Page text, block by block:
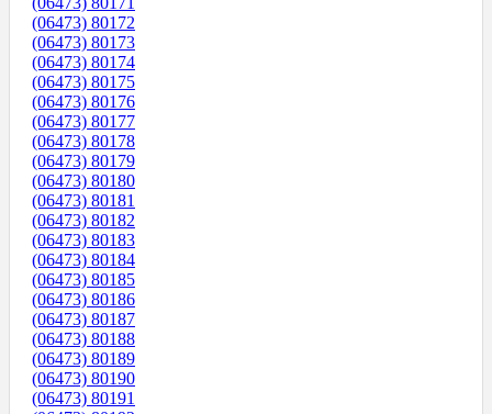
(06473) 80172
(06473) 80173
(06473) 80174
(06473) 80175
(06473) 80176
(06473) 80177
(06473) 80178
(06473) 80179
(06473) 80180
(06473) 80181
(06473) 80182
(06473) 80183
(06473) 80184
(06473) 80185
(06473) 80186
(06473) 80187
(06473) 80188
(06473) 80189
(06473) 80190
(06473) 80191